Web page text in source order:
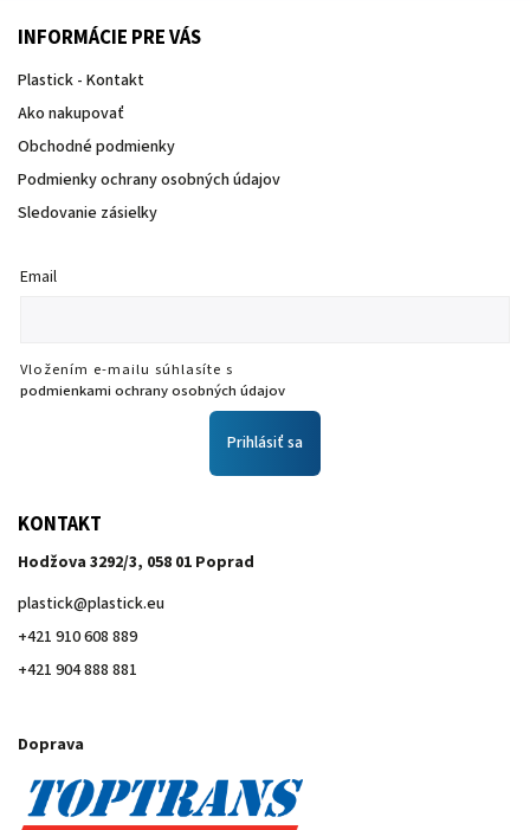
INFORMÁCIE PRE VÁS
Plastick - Kontakt
Ako nakupovať
Obchodné podmienky
Podmienky ochrany osobných údajov
Sledovanie zásielky
Email
Vložením e-mailu súhlasíte s
podmienkami ochrany osobných údajov
Prihlásiť sa
KONTAKT
Hodžova 3292/3, 058 01 Poprad
plastick@plastick.eu
+421 910 608 889
+421 904 888 881
Doprava